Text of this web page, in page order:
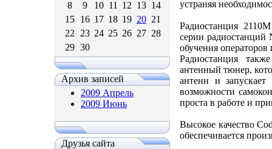
8
9 10 11 12 13 14
15 16 17 18 19 20 21
22
23 24 25 26 27 28
29 30
Архив записей
2009 Апрель
2009 Июнь
Друзья сайта
устраняя
Радиостанция
серии
обучения
Радиостанция
антенный тюнер,
антенн и
возможности
проста в работе и
Высокое качество
обеспечивается